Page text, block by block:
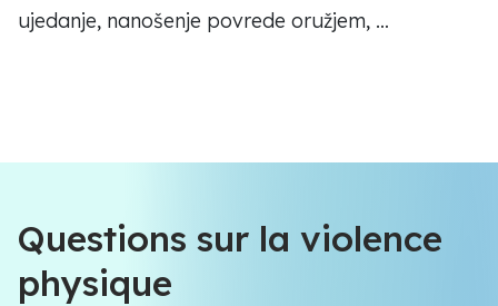
ujedanje, nanošenje povrede oružjem, …
Questions sur la violence
physique